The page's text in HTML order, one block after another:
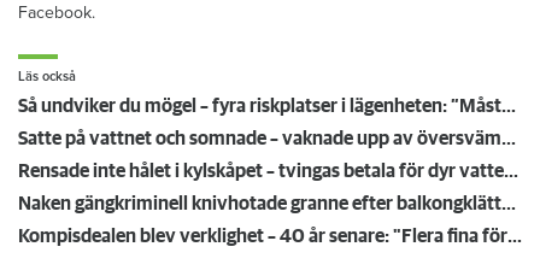
Facebook.
Läs också
Så undviker du mögel – fyra riskplatser i lägenheten: ”Måste städa bort”
Satte på vattnet och somnade – vaknade upp av översvämning hos grannen
Rensade inte hålet i kylskåpet – tvingas betala för dyr vattenskada
Naken gängkriminell knivhotade granne efter balkongklättring
Kompisdealen blev verklighet – 40 år senare: "Flera fina fördelar med att dela bostad"